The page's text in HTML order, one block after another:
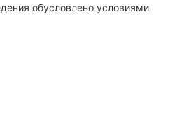
обусловлено условиями